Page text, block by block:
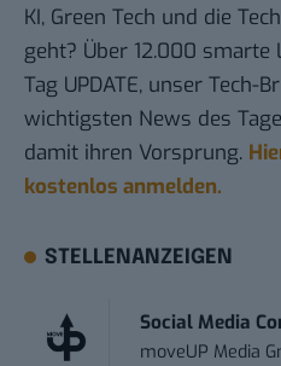
KI, Green Tech und die
geht? Über 12.000 smarte
Tag UPDATE, unser Tech-
wichtigsten News des
damit ihren Vorsprung.
kostenlos anmelden.
STELLENANZEIGEN
Social Media
moveUP Media